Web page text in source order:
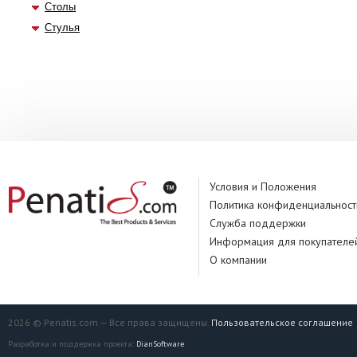
Столы
Стулья
Условия и Положения
Политика
Служба поддержки
Информация для
О компании
2026 © Penatis.com — Все права защищены. Пользовательское соглашение
Разработка и поддержка проекта: DianSoftware